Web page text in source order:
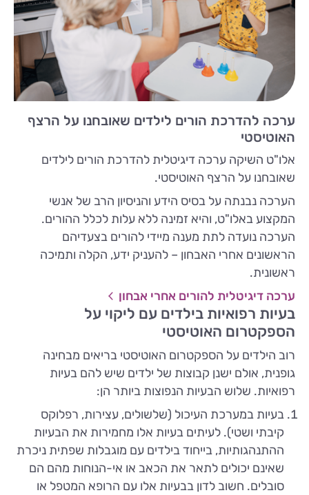
ערכה להדרכת הורים לילדים שאובחנו על הרצף
האוטיסטי
אלו"ט השיקה ערכה דיגיטלית להדרכת הורים לילדים
שאובחנו על הרצף האוטיסטי.
הערכה נבנתה על בסיס הידע והניסיון הרב של אנשי
המקצוע באלו"ט, והיא זמינה ללא עלות לכלל ההורים.
הערכה נועדה לתת מענה מיידי להורים בצעדיהם
הראשונים אחרי האבחון – להעניק ידע, הקלה ותמיכה
ראשונית.
ערכה דיגיטלית להורים אחרי אבחון
בעיות רפואיות בילדים עם ליקוי על
הספקטרום האוטיסטי
רוב הילדים על הספקטרום האוטיסטי בריאים מבחינה
גופנית, אולם ישנן קבוצות של ילדים שיש להם בעיות
רפואיות. שלוש הבעיות הנפוצות ביותר הן:
בעיות במערכת העיכול (שלשולים, עצירות, רפלוקס
קיבתי ושטי). לעיתים בעיות אלו מחמירות את הבעיות
ההתנהגותיות, בייחוד בילדים עם מוגבלות שפתית ניכרת
שאינם יכולים לתאר את הכאב או אי-הנוחות מהם הם
סובלים. חשוב לדון בבעיות אלו עם הרופא המטפל או